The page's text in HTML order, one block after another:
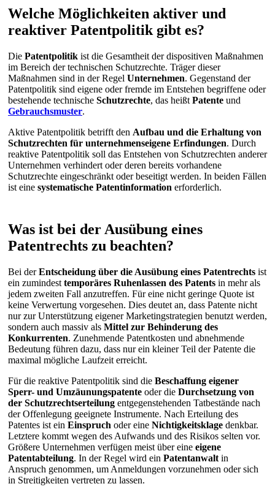
Welche Möglichkeiten aktiver und
reaktiver Patentpolitik gibt es?
Die Patentpolitik ist die Gesamtheit der dispositiven Maßnahmen
im Bereich der technischen Schutzrechte. Träger dieser
Maßnahmen sind in der Regel Unternehmen. Gegenstand der
Patentpolitik sind eigene oder fremde im Entstehen begriffene oder
bestehende technische Schutzrechte, das heißt Patente und
Gebrauchsmuster.
Aktive Patentpolitik betrifft den Aufbau und die Erhaltung von
Schutzrechten für unternehmenseigene Erfindungen. Durch
reaktive Patentpolitik soll das Entstehen von Schutzrechten anderer
Unternehmen verhindert oder deren bereits vorhandene
Schutzrechte eingeschränkt oder beseitigt werden. In beiden Fällen
ist eine systematische Patentinformation erforderlich.
Was ist bei der Ausübung eines
Patentrechts zu beachten?
Bei derEntscheidung über die Ausübung eines Patentrechts ist
ein zumindest temporäres Ruhenlassen des Patents in mehr als
jedem zweiten Fall anzutreffen. Für eine nicht geringe Quote ist
keine Verwertung vorgesehen. Dies deutet an, dass Patente nicht
nur zur Unterstützung eigener Marketingstrategien benutzt werden,
sondern auch massiv als Mittel zur Behinderung des
Konkurrenten. Zunehmende Patentkosten und abnehmende
Bedeutung führen dazu, dass nur ein kleiner Teil der Patente die
maximal mögliche Laufzeit erreicht.
Für die reaktive Patentpolitik sind die Beschaffung eigener
Sperr- und Umzäunungspatente oder die Durchsetzung von
der Schutzrechtserteilung entgegenstehenden Tatbestände nach
der Offenlegung geeignete Instrumente. Nach Erteilung des
Patentes ist ein Einspruch oder eine Nichtigkeitsklage denkbar.
Letztere kommt wegen des Aufwands und des Risikos selten vor.
Größere Unternehmen verfügen meist über eine eigene
Patentabteilung. In der Regel wird ein Patentanwalt in
Anspruch genommen, um Anmeldungen vorzunehmen oder sich
in Streitigkeiten vertreten zu lassen.